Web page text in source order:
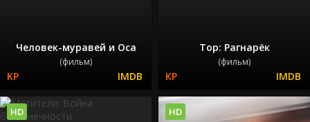
Человек-муравей и Оса
(фильм)
Тор: Рагнарёк
(фильм)
HD HD